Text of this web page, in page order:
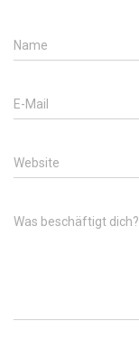
Name
E-Mail
Website
Was beschäftigt dich?